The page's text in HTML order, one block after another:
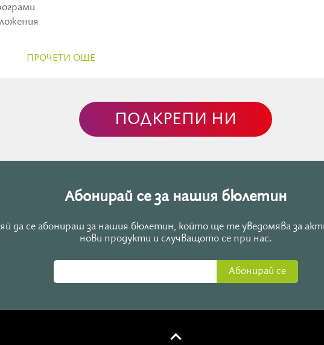
ПРОЧЕТИ ОЩЕ
ПОДКРЕПИ НИ
Абонирай се за нашия бюлетин
да се абонираш за нашия бюлетин, който ще те уведомява за
нови продукти и случващото се при нас.
Абонирай се